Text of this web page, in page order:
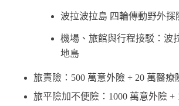
波拉波拉島 四輪傳動野外探
機場、旅館與行程接駁：波
地島
旅責險：500 萬意外險 + 20 萬醫療
旅平險加不便險：1000 萬意外險 +